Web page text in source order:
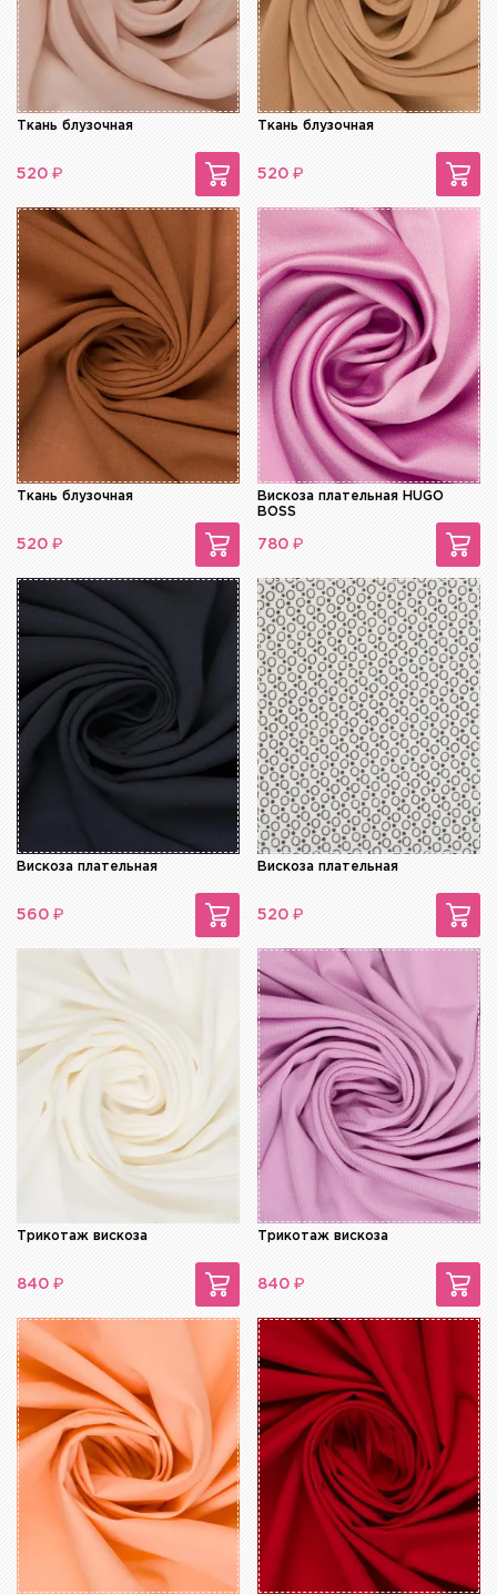
Ткань блузочная
520 ₽
Ткань блузочная
520 ₽
Ткань блузочная
520 ₽
Вискоза плательная HUGO
BOSS
780 ₽
Вискоза плательная
560 ₽
Вискоза плательная
520 ₽
Трикотаж вискоза
840 ₽
Трикотаж вискоза
840 ₽